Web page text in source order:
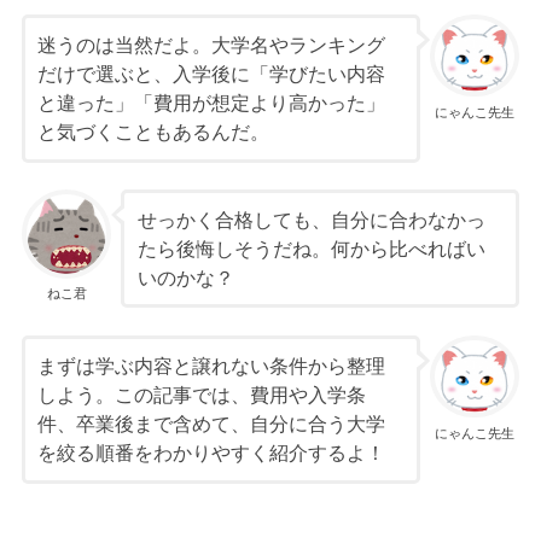
にゃんこ先生
迷うのは当然だよ。大学名やランキング
だけで選ぶと、入学後に「学びたい内容
と違った」「費用が想定より高かった」
と気づくこともあるんだ。
ねこ君
せっかく合格しても、自分に合わなかっ
たら後悔しそうだね。何から比べればい
いのかな？
にゃんこ先生
まずは学ぶ内容と譲れない条件から整理
しよう。この記事では、費用や入学条
件、卒業後まで含めて、自分に合う大学
を絞る順番をわかりやすく紹介するよ！